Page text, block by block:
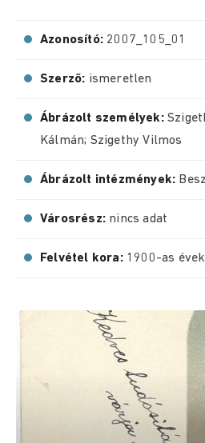
Azonosító: 2007_105_01
Szerző: ismeretlen
Ábrázolt személyek:
Kálmán; Szigethy Vilmos
Ábrázolt intézmények:
Városrész: nincs adat
Felvétel kora: 1900-as évek